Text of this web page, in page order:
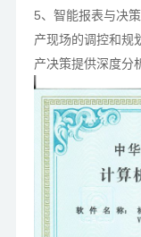
5、智能报表与决
产现场的调控和规
产决策提供深度分